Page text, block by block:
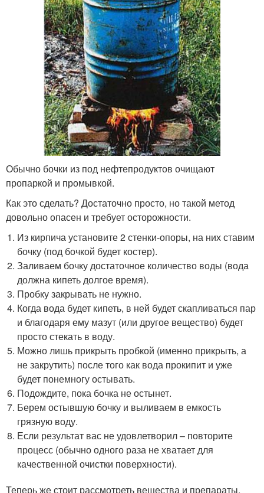
Обычно бочки из под нефтепродуктов очищают
пропаркой и промывкой.
Как это сделать? Достаточно просто, но такой метод
довольно опасен и требует осторожности.
Из кирпича установите 2 стенки-опоры, на них ставим
бочку (под бочкой будет костер).
Заливаем бочку достаточное количество воды (вода
должна кипеть долгое время).
Пробку закрывать не нужно.
Когда вода будет кипеть, в ней будет скапливаться пар
и благодаря ему мазут (или другое вещество) будет
просто стекать в воду.
Можно лишь прикрыть пробкой (именно прикрыть, а
не закрутить) после того как вода прокипит и уже
будет понемногу остывать.
Подождите, пока бочка не остынет.
Берем остывшую бочку и выливаем в емкость
грязную воду.
Если результат вас не удовлетворил – повторите
процесс (обычно одного раза не хватает для
качественной очистки поверхности).
Теперь же стоит рассмотреть вещества и препараты,